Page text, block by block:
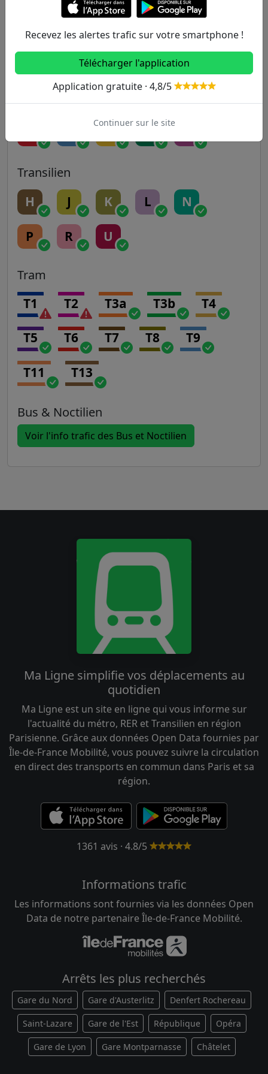
9 10 11 12 13
RER
Transilien
H J K L N
P R U
Tram
T1 T2 T3a T3b T4
T5 T6 T7 T8 T9
T11 T13
Bus & Noctilien
Voir l'info trafic des Bus et Noctilien
Ma Ligne simplifie vos déplacements au
quotidien
Ma Ligne est un site en ligne qui vous informe sur
l'actualité du métro, RER et Transilien en région
Parisienne. Grâce aux données Open Data fournies par
Île-de-France Mobilité, vous pouvez suivre la circulation
en direct des transports en commun dans Paris et sa
région.
1361 avis · 4.8/5
Informations trafic
Les informations sont fournies via les données Open
Data de notre partenaire Île-de-France Mobilité.
Arrêts les plus recherchés
Gare du Nord Gare d'Austerlitz Denfert Rochereau
Saint-Lazare Gare de l'Est République Opéra
Gare de Lyon Gare Montparnasse Châtelet
Recevez les alertes trafic sur votre smartphone !
Télécharger l'application
Application gratuite · 4,8/5
Continuer sur le site